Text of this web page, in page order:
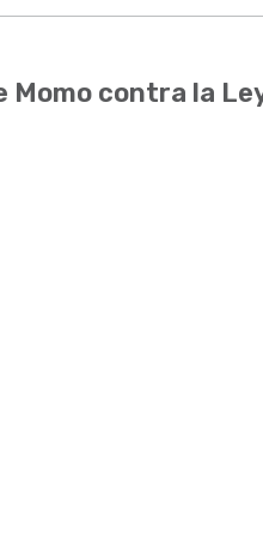
Momo contra la